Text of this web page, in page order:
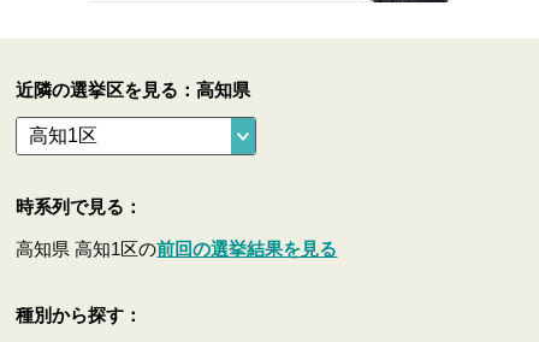
近隣の選挙区を見る：高知県
時系列で見る：
高知県 高知1区の前回の選挙結果を見る
種別から探す：